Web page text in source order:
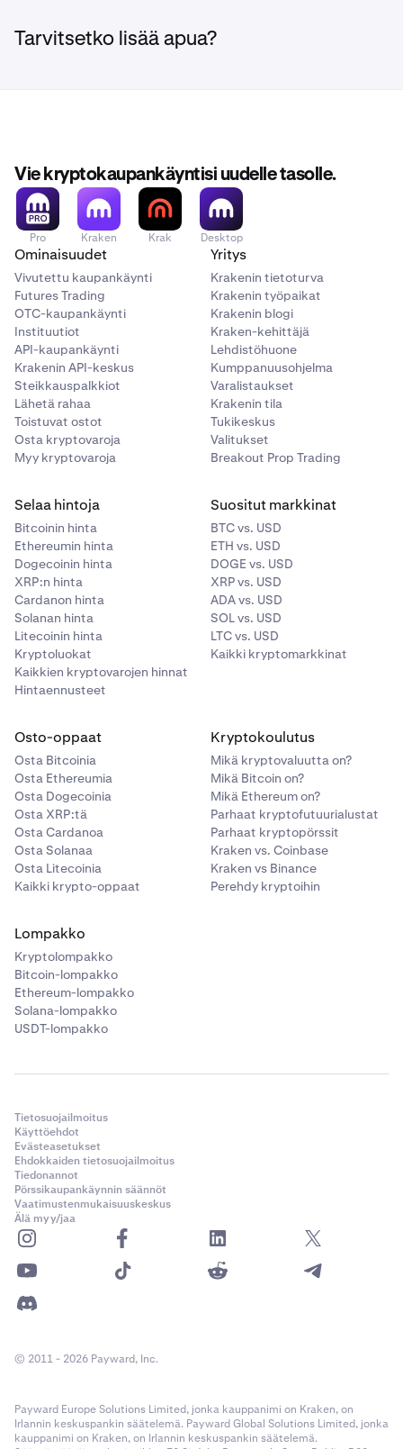
Tarvitsetko lisää apua?
Vie kryptokaupankäyntisi uudelle tasolle.
Pro Kraken Krak Desktop
Ominaisuudet
Vivutettu kaupankäynti
Futures Trading
OTC-kaupankäynti
Instituutiot
API-kaupankäynti
Krakenin API-keskus
Steikkauspalkkiot
Lähetä rahaa
Toistuvat ostot
Osta kryptovaroja
Myy kryptovaroja
Yritys
Krakenin tietoturva
Krakenin työpaikat
Krakenin blogi
Kraken-kehittäjä
Lehdistöhuone
Kumppanuusohjelma
Varalistaukset
Krakenin tila
Tukikeskus
Valitukset
Breakout Prop Trading
Selaa hintoja
Bitcoinin hinta
Ethereumin hinta
Dogecoinin hinta
XRP:n hinta
Cardanon hinta
Solanan hinta
Litecoinin hinta
Kryptoluokat
Kaikkien kryptovarojen hinnat
Hintaennusteet
Suositut markkinat
BTC vs. USD
ETH vs. USD
DOGE vs. USD
XRP vs. USD
ADA vs. USD
SOL vs. USD
LTC vs. USD
Kaikki kryptomarkkinat
Osto-oppaat
Osta Bitcoinia
Osta Ethereumia
Osta Dogecoinia
Osta XRP:tä
Osta Cardanoa
Osta Solanaa
Osta Litecoinia
Kaikki krypto-oppaat
Kryptokoulutus
Mikä kryptovaluutta on?
Mikä Bitcoin on?
Mikä Ethereum on?
Parhaat kryptofutuurialustat
Parhaat kryptopörssit
Kraken vs. Coinbase
Kraken vs Binance
Perehdy kryptoihin
Lompakko
Kryptolompakko
Bitcoin-lompakko
Ethereum-lompakko
Solana-lompakko
USDT-lompakko
Tietosuojailmoitus
Käyttöehdot
Evästeasetukset
Ehdokkaiden tietosuojailmoitus
Tiedonannot
Pörssikaupankäynnin säännöt
Vaatimustenmukaisuuskeskus
Älä myy/jaa
© 2011 - 2026 Payward, Inc.
Payward Europe Solutions Limited, jonka kauppanimi on Kraken, on
Irlannin keskuspankin säätelemä. Payward Global Solutions Limited, jonka
kauppanimi on Kraken, on Irlannin keskuspankin säätelemä.